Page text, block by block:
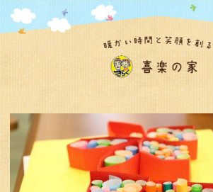
テ
ン
ツ
へ
キ
ッ
プ